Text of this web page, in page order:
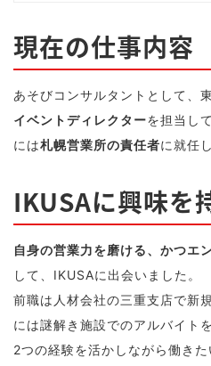
現在の仕事内容
あそびコンサルタントとして、
イベントディレクターを担当し
には札幌営業所の責任者に就任
IKUSAに興味を
自身の営業力を磨ける、かつエ
して、IKUSAに出会いました。
前職は人材会社の三重支店で新
には謎解き施設でのアルバイト
2つの経験を活かしながら働き